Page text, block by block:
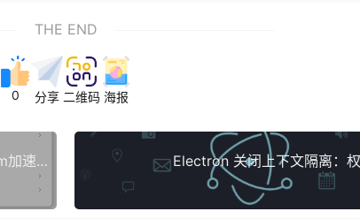
THE END
0 分享 二维码 海报
Watt Toolkit「原名 Steam++」 免费好用的Steam加速工具（多功能 Steam 工具箱）
Electron 关闭上下文隔离：